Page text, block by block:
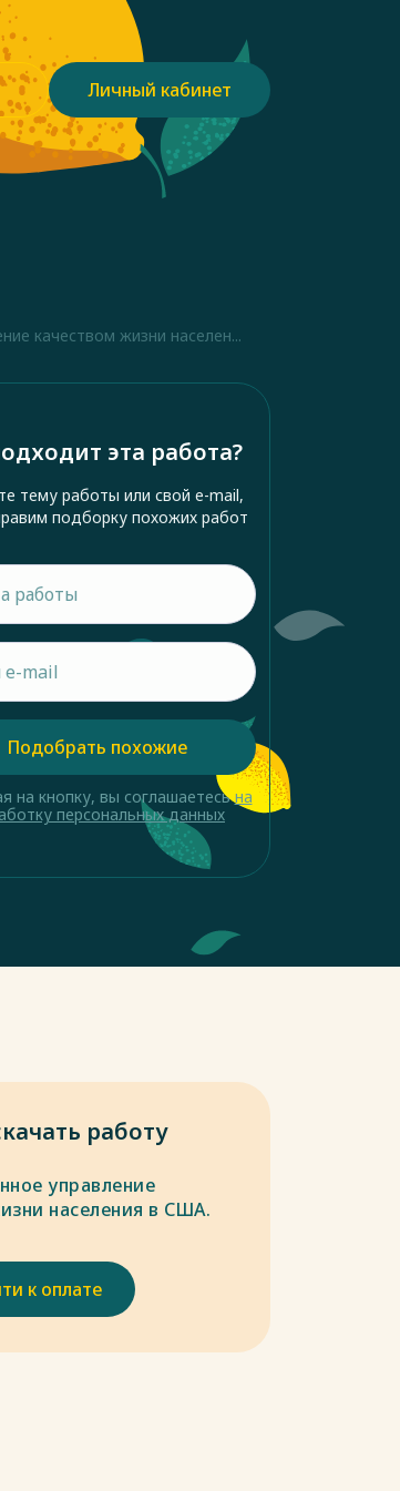
Личный кабинет
качеством жизни населен...
эта работа?
тему работы или свой e-mail,
подборку похожих работ
Подобрать похожие
на кнопку, вы соглашаетесьна
персональных данных
работу
управление
населения в США.
к оплате